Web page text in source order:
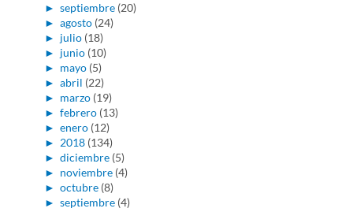
► septiembre (20)
► agosto (24)
► julio (18)
► junio (10)
► mayo (5)
► abril (22)
► marzo (19)
► febrero (13)
► enero (12)
► 2018 (134)
► diciembre (5)
► noviembre (4)
► octubre (8)
► septiembre (4)